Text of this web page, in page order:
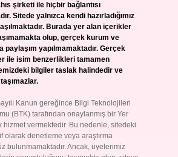
şirketi ile hiçbir bağlantısı
Sitede yalnızca kendi hazırladığımız
Burada yer alan içerikler
olup, gerçek kurum ve
paylaşım yapılmamaktadır. Gerçek
ile isim benzerlikleri tamamen
bilgiler taslak halindedir ve
Kanun gereğince Bilgi Teknolojileri
(BTK) tarafından onaylanmış bir Yer
hizmet vermektedir. Bu nedenle, sitedeki
olarak denetleme veya araştırma
bulunmamaktadır. Ancak, üyelerimiz